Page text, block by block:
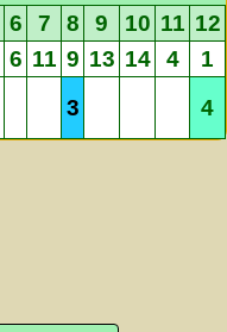
6 7 8 9 10 11 12
6 11 9 13 14 4
1
3 4